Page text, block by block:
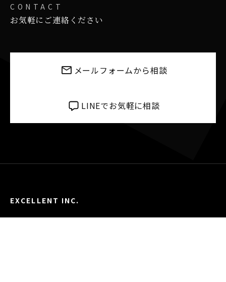
CONTACT
お気軽にご連絡ください
メールフォームから相談
LINEでお気軽に相談
EXCELLENT INC.